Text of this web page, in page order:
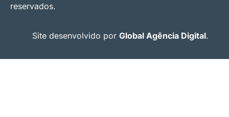
reservados.
Site desenvolvido por Global Agência Digital.